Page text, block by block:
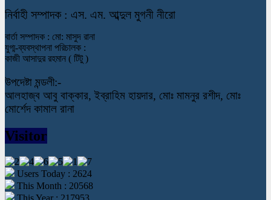
নির্বাহী সম্পাদক : এস. এম. আব্দুল মুগনী নীরো
বার্তা সম্পাদক : মো: মাসুদ রানা
যুগ্ম-ব্যবস্থাপনা পরিচালক :
কাজী আসাদুর রহমান ( টিটু )
উপদেষ্টা মন্ডলী:-
আলহাজ্ব আবু বাক্কার, ইব্রাহিম হায়দার, মোঃ মামনুর রশীদ, মোঃ
মোর্শেদ কামাল রানা
Visitor
Users Today : 2624
This Month : 20568
This Year : 217953